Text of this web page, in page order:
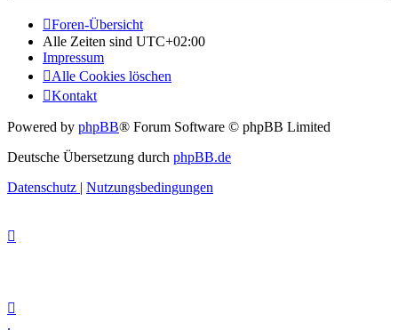
Foren-Übersicht
Alle Zeiten sind UTC+02:00
Impressum
Alle Cookies löschen
Kontakt
Powered by phpBB® Forum Software © phpBB Limited
Deutsche Übersetzung durch phpBB.de
Datenschutz | Nutzungsbedingungen
.